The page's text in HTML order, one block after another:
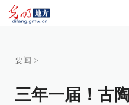
要闻 >
三年一届！古